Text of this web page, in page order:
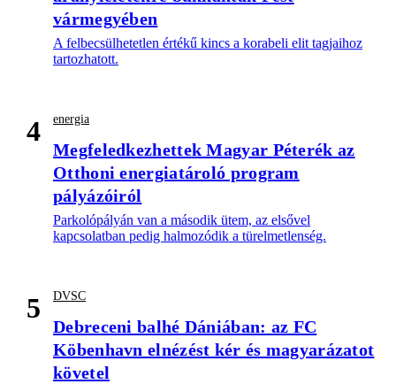
vármegyében
A felbecsülhetetlen értékű kincs a korabeli elit tagjaihoz
tartozhatott.
4 energia
Megfeledkezhettek Magyar Péterék az
Otthoni energiatároló program
pályázóiról
Parkolópályán van a második ütem, az elsővel
kapcsolatban pedig halmozódik a türelmetlenség.
5 DVSC
Debreceni balhé Dániában: az FC
Köbenhavn elnézést kér és magyarázatot
követel